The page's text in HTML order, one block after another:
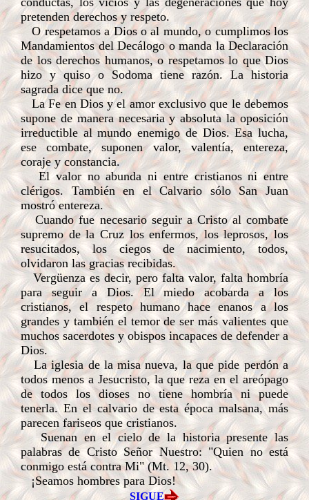
pretenden derechos y respeto.
O respetamos a Dios o al mundo, o cumplimos los
Mandamientos del Decálogo o manda la Declaración
de los derechos humanos, o respetamos lo que Dios
hizo y quiso o Sodoma tiene razón. La historia
sagrada dice que no.
La Fe en Dios y el amor exclusivo que le debemos
supone de manera necesaria y absoluta la oposición
irreductible al mundo enemigo de Dios. Esa lucha,
ese combate, suponen valor, valentía, entereza,
coraje y constancia.
El valor no abunda ni entre cristianos ni entre
clérigos. También en el Calvario sólo San Juan
mostró entereza.
Cuando fue necesario seguir a Cristo al combate
supremo de la Cruz los enfermos, los leprosos, los
resucitados, los ciegos de nacimiento, todos,
olvidaron las gracias recibidas.
Vergüenza es decir, pero falta valor, falta hombría
para seguir a Dios. El miedo acobarda a los
cristianos, el respeto humano hace enanos a los
grandes y también el temor de ser más valientes que
muchos sacerdotes y obispos incapaces de defender a
Dios.
La iglesia de la misa nueva, la que pide perdón a
todos menos a Jesucristo, la que reza en el areópago
de todos los dioses no tiene hombría ni puede
tenerla. En el calvario de esta época malsana, más
parecen fariseos que cristianos.
Suenan en el cielo de la historia presente las
palabras de Cristo Señor Nuestro: "Quien no está
conmigo está contra Mi" (Mt. 12, 30).
¡Seamos hombres para Dios!
SIGUE